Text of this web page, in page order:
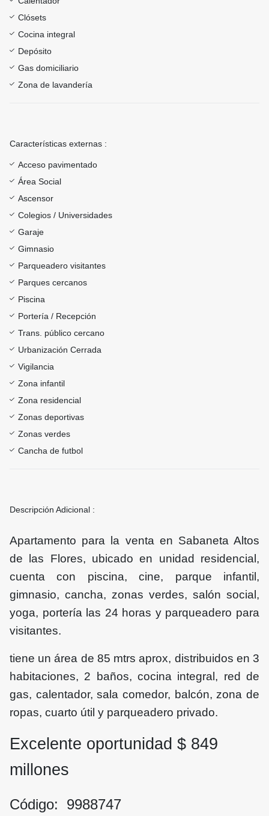
Clósets
Cocina integral
Depósito
Gas domiciliario
Zona de lavandería
Características externas :
Acceso pavimentado
Área Social
Ascensor
Colegios / Universidades
Garaje
Gimnasio
Parqueadero visitantes
Parques cercanos
Piscina
Portería / Recepción
Trans. público cercano
Urbanización Cerrada
Vigilancia
Zona infantil
Zona residencial
Zonas deportivas
Zonas verdes
Cancha de futbol
Descripción Adicional :
Apartamento para la venta en Sabaneta Altos
de las Flores, ubicado en unidad residencial,
cuenta con piscina, cine, parque infantil,
gimnasio, cancha, zonas verdes, salón social,
yoga, portería las 24 horas y parqueadero para
visitantes.
tiene un área de 85 mtrs aprox, distribuidos en 3
habitaciones, 2 baños, cocina integral, red de
gas, calentador, sala comedor, balcón, zona de
ropas, cuarto útil y parqueadero privado.
Excelente oportunidad $ 849
millones
Código: 9988747